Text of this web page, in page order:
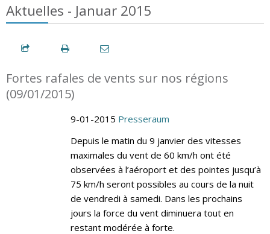
Aktuelles - Januar 2015
Fortes rafales de vents sur nos régions
(09/01/2015)
9-01-2015 Presseraum
Depuis le matin du 9 janvier des vitesses
maximales du vent de 60 km/h ont été
observées à l’aéroport et des pointes jusqu’à
75 km/h seront possibles au cours de la nuit
de vendredi à samedi. Dans les prochains
jours la force du vent diminuera tout en
restant modérée à forte.